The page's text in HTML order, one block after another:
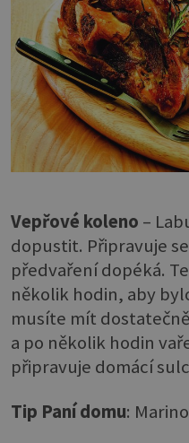
Vepřové koleno –
dopustit. Připravuje
předvaření dopéká.
několik hodin, aby
musíte mít
a po několik hodin
připravuje domácí
Tip Paní domu: